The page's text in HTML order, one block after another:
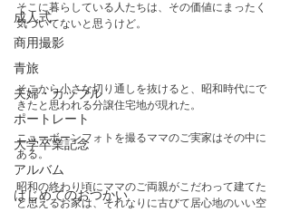
成人式
商用撮影
青旅
夫婦・カップル
ポートレート
大学卒業記念
アルバム
はじめてのおつかい
そこに暮らしている人たちは、その価値にまったく
気づいてないと思うけど。
そこから小さな切り通しを抜けると、昭和時代にで
きたと思われる分譲住宅地が現れた。
ニューボーンフォトを撮るママのご実家はその中に
ある。
昭和の終わり頃にママのご両親がこだわって建てた
と思えるお家は、それなりに古びて居心地のいい空